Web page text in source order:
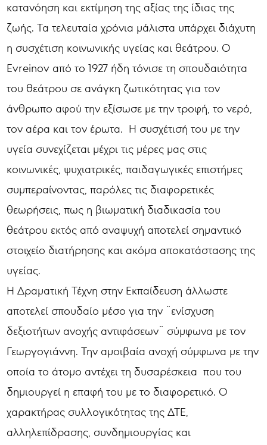
κατανόηση και εκτίμηση της αξίας της ίδιας της
ζωής. Τα τελευταία χρόνια μάλιστα υπάρχει διάχυτη
η συσχέτιση κοινωνικής υγείας και θεάτρου. Ο
Evreinov από το 1927 ήδη τόνισε τη σπουδαιότητα
του θεάτρου σε ανάγκη ζωτικότητας για τον
άνθρωπο αφού την εξίσωσε με την τροφή, το νερό,
τον αέρα και τον έρωτα. Η συσχέτισή του με την
υγεία συνεχίζεται μέχρι τις μέρες μας στις
κοινωνικές, ψυχιατρικές, παιδαγωγικές επιστήμες
συμπεραίνοντας, παρόλες τις διαφορετικές
θεωρήσεις, πως η βιωματική διαδικασία του
θεάτρου εκτός από αναψυχή αποτελεί σημαντικό
στοιχείο διατήρησης και ακόμα αποκατάστασης της
υγείας.
Η Δραματική Τέχνη στην Εκπαίδευση άλλωστε
αποτελεί σπουδαίο μέσο για την ¨ενίσχυση
δεξιοτήτων ανοχής αντιφάσεων¨ σύμφωνα με τον
Γεωργογιάννη. Την αμοιβαία ανοχή σύμφωνα με την
οποία το άτομο αντέχει τη δυσαρέσκεια που του
δημιουργεί η επαφή του με το διαφορετικό. Ο
χαρακτήρας συλλογικότητας της ΔΤΕ,
αλληλεπίδρασης, συνδημιουργίας και